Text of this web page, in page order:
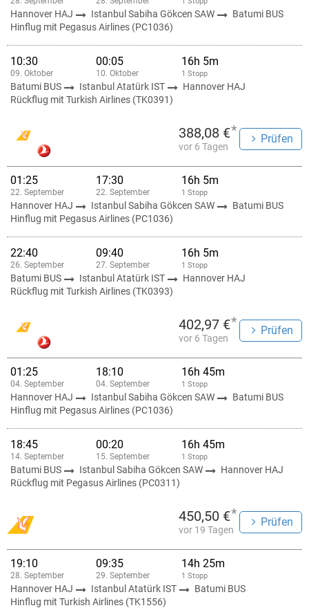
Hannover HAJ Istanbul Sabiha Gökcen SAW
Batumi BUS
Hinflug mit Pegasus Airlines (PC1036)
10:30
09. Oktober
00:05
10. Oktober
16h 5m
1 Stopp
Batumi BUS Istanbul Atatürk IST
Hannover HAJ
Rückflug mit Turkish Airlines (TK0391)
388,08 €*
vor 6 Tagen
Prüfen
01:25
22. September
17:30
22. September
16h 5m
1 Stopp
Hannover HAJ Istanbul Sabiha Gökcen SAW
Batumi BUS
Hinflug mit Pegasus Airlines (PC1036)
22:40
26. September
09:40
27. September
16h 5m
1 Stopp
Batumi BUS Istanbul Atatürk IST
Hannover HAJ
Rückflug mit Turkish Airlines (TK0393)
402,97 €*
vor 6 Tagen
Prüfen
01:25
04. September
18:10
04. September
16h 45m
1 Stopp
Hannover HAJ Istanbul Sabiha Gökcen SAW
Batumi BUS
Hinflug mit Pegasus Airlines (PC1036)
18:45
14. September
00:20
15. September
16h 45m
1 Stopp
Batumi BUS Istanbul Sabiha Gökcen SAW
Hannover HAJ
Rückflug mit Pegasus Airlines (PC0311)
450,50 €*
vor 19 Tagen
Prüfen
19:10
28. September
09:35
29. September
14h 25m
1 Stopp
Hannover HAJ Istanbul Atatürk IST
Batumi BUS
Hinflug mit Turkish Airlines (TK1556)